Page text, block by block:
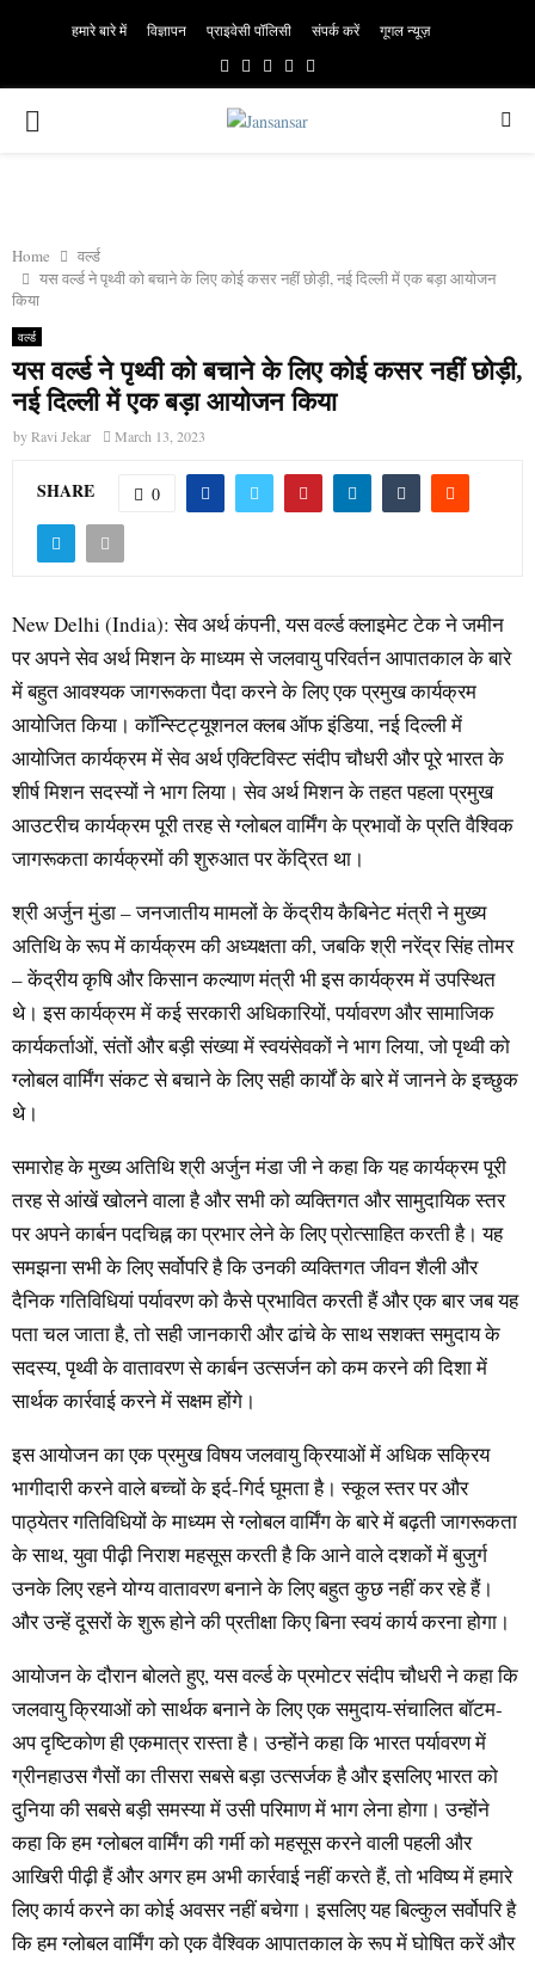
हमारे बारे में विज्ञापन प्राइवेसी पॉलिसी संपर्क करें गूगल न्यूज़
Facebook
TwitterInstagram
Linkedin
PRIMARY
Home
वर्ल्ड
यस वर्ल्ड ने पृथ्वी को बचाने के लिए कोई कसर नहीं छोड़ी, नई दिल्ली में एक बड़ा आयोजन
किया
वर्ल्ड
यस वर्ल्ड ने पृथ्वी को बचाने के लिए कोई कसर नहीं छोड़ी,
नई दिल्ली में एक बड़ा आयोजन किया
byRavi Jekar March 13, 2023
SHARE 0
New Delhi (India): सेव अर्थ कंपनी, यस वर्ल्ड क्लाइमेट टेक ने जमीन
पर अपने सेव अर्थ मिशन के माध्यम से जलवायु परिवर्तन आपातकाल के बारे
में बहुत आवश्यक जागरूकता पैदा करने के लिए एक प्रमुख कार्यक्रम
आयोजित किया। कॉन्स्टिट्यूशनल क्लब ऑफ इंडिया, नई दिल्ली में
आयोजित कार्यक्रम में सेव अर्थ एक्टिविस्ट संदीप चौधरी और पूरे भारत के
शीर्ष मिशन सदस्यों ने भाग लिया। सेव अर्थ मिशन के तहत पहला प्रमुख
आउटरीच कार्यक्रम पूरी तरह से ग्लोबल वार्मिंग के प्रभावों के प्रति वैश्विक
जागरूकता कार्यक्रमों की शुरुआत पर केंद्रित था।
श्री अर्जुन मुंडा – जनजातीय मामलों के केंद्रीय कैबिनेट मंत्री ने मुख्य
अतिथि के रूप में कार्यक्रम की अध्यक्षता की, जबकि श्री नरेंद्र सिंह तोमर
– केंद्रीय कृषि और किसान कल्याण मंत्री भी इस कार्यक्रम में उपस्थित
थे। इस कार्यक्रम में कई सरकारी अधिकारियों, पर्यावरण और सामाजिक
कार्यकर्ताओं, संतों और बड़ी संख्या में स्वयंसेवकों ने भाग लिया, जो पृथ्वी को
ग्लोबल वार्मिंग संकट से बचाने के लिए सही कार्यों के बारे में जानने के इच्छुक
थे।
समारोह के मुख्य अतिथि श्री अर्जुन मंडा जी ने कहा कि यह कार्यक्रम पूरी
तरह से आंखें खोलने वाला है और सभी को व्यक्तिगत और सामुदायिक स्तर
पर अपने कार्बन पदचिह्न का प्रभार लेने के लिए प्रोत्साहित करती है। यह
समझना सभी के लिए सर्वोपरि है कि उनकी व्यक्तिगत जीवन शैली और
दैनिक गतिविधियां पर्यावरण को कैसे प्रभावित करती हैं और एक बार जब यह
पता चल जाता है, तो सही जानकारी और ढांचे के साथ सशक्त समुदाय के
सदस्य, पृथ्वी के वातावरण से कार्बन उत्सर्जन को कम करने की दिशा में
सार्थक कार्रवाई करने में सक्षम होंगे।
इस आयोजन का एक प्रमुख विषय जलवायु क्रियाओं में अधिक सक्रिय
भागीदारी करने वाले बच्चों के इर्द-गिर्द घूमता है। स्कूल स्तर पर और
पाठ्येतर गतिविधियों के माध्यम से ग्लोबल वार्मिंग के बारे में बढ़ती जागरूकता
के साथ, युवा पीढ़ी निराश महसूस करती है कि आने वाले दशकों में बुजुर्ग
उनके लिए रहने योग्य वातावरण बनाने के लिए बहुत कुछ नहीं कर रहे हैं।
और उन्हें दूसरों के शुरू होने की प्रतीक्षा किए बिना स्वयं कार्य करना होगा।
आयोजन के दौरान बोलते हुए, यस वर्ल्ड के प्रमोटर संदीप चौधरी ने कहा कि
जलवायु क्रियाओं को सार्थक बनाने के लिए एक समुदाय-संचालित बॉटम-
अप दृष्टिकोण ही एकमात्र रास्ता है। उन्होंने कहा कि भारत पर्यावरण में
ग्रीनहाउस गैसों का तीसरा सबसे बड़ा उत्सर्जक है और इसलिए भारत को
दुनिया की सबसे बड़ी समस्या में उसी परिमाण में भाग लेना होगा। उन्होंने
कहा कि हम ग्लोबल वार्मिंग की गर्मी को महसूस करने वाली पहली और
आखिरी पीढ़ी हैं और अगर हम अभी कार्रवाई नहीं करते हैं, तो भविष्य में हमारे
लिए कार्य करने का कोई अवसर नहीं बचेगा। इसलिए यह बिल्कुल सर्वोपरि है
कि हम ग्लोबल वार्मिंग को एक वैश्विक आपातकाल के रूप में घोषित करें और